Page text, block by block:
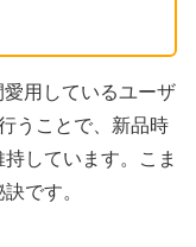
用しているユーザ
うことで、新品時
しています。こま
です。